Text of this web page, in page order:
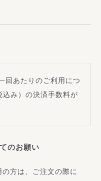
回あたりのご利用につ
込み）の決済手数料が
のお願い
方は、ご注文の際に